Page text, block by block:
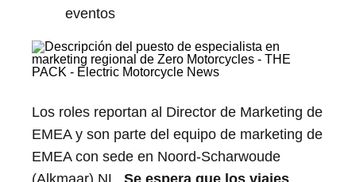
eventos
Los roles reportan al Director de Marketing de
EMEA y son parte del equipo de marketing de
EMEA con sede en Noord-Scharwoude
(Alkmaar) NL. Se espera que los viajes